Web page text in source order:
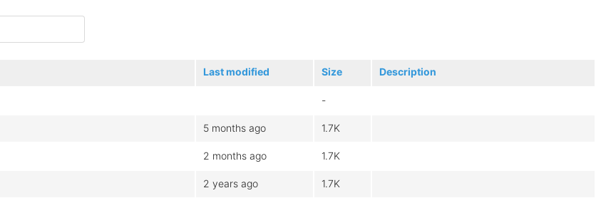
Last modified Size Description
-
5 months ago 1.7K
2 months ago 1.7K
2 years ago 1.7K